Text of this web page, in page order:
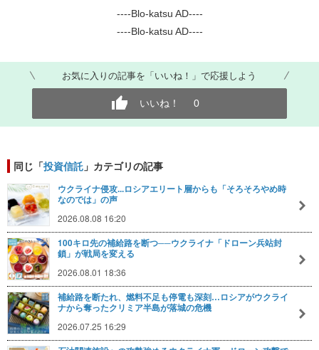
----Blo-katsu AD----
----Blo-katsu AD----
お気に入りの記事を「いいね！」で応援しよう
いいね！ 0
同じ「投資信託 」カテゴリの記事
ウクライナ侵攻...ロシアエリート層からも「そろそろやめ時
なのでは」の声
2026.08.08 16:20
100キロ先の補給路を断つ──ウクライナ「ドローン兵站封
鎖」が戦局を変える
2026.08.01 18:36
補給路を断たれ、燃料不足も停電も深刻…ロシアがウクライ
ナから奪ったクリミア半島が落城の危機
2026.07.25 16:29